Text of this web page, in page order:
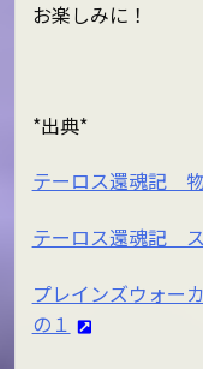
お楽しみに！
*出典*
テーロス還魂記
テーロス還魂記
プレインズウォー
の１